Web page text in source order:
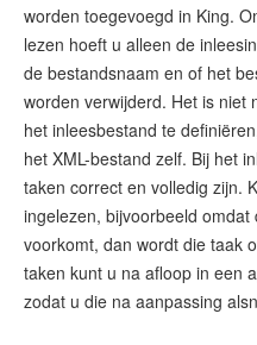
worden toegevoegd in King.
lezen hoeft u alleen de
de bestandsnaam en of het
worden verwijderd. Het is niet
het inleesbestand te
het XML-bestand zelf. Bij het
taken correct en volledig zijn.
ingelezen, bijvoorbeeld omdat
voorkomt, dan wordt die taak
taken kunt u na afloop in een
zodat u die na aanpassing